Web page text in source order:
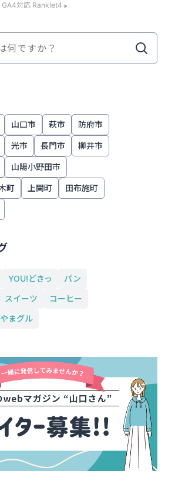
GA4対応 Ranklet4
山口市 萩市 防府市
光市 長門市 柳井市
山陽小野田市
町 上関町 田布施町
YOU!どきっ
パン
スイーツ
コーヒー
やまグル